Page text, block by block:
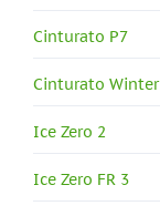
Cinturato P7
Cinturato Winter
Ice Zero 2
Ice Zero FR 3